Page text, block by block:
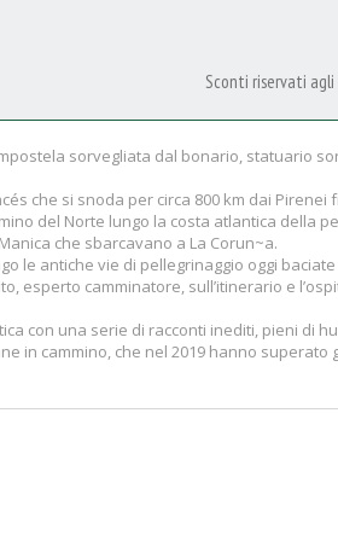
Sconti riservati
sorvegliata dal bonario, statuario
che si snoda per circa 800 km dai Pirenei
del Norte lungo la costa atlantica della
che sbarcavano a La Corun~a.
le antiche vie di pellegrinaggio oggi
esperto camminatore, sull’itinerario e
con una serie di racconti inediti, pieni di
in cammino, che nel 2019 hanno superato